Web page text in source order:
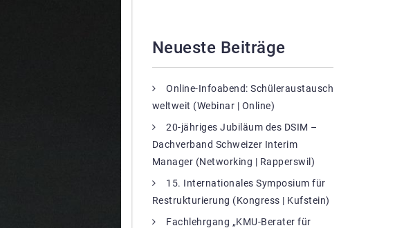
Neueste Beiträge
Online-Infoabend: Schüleraustausch
weltweit (Webinar | Online)
20-jähriges Jubiläum des DSIM –
Dachverband Schweizer Interim
Manager (Networking | Rapperswil)
15. Internationales Symposium für
Restrukturierung (Kongress | Kufstein)
Fachlehrgang „KMU-Berater für